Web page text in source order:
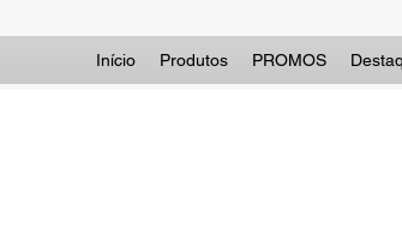
Início Produtos PROMOS